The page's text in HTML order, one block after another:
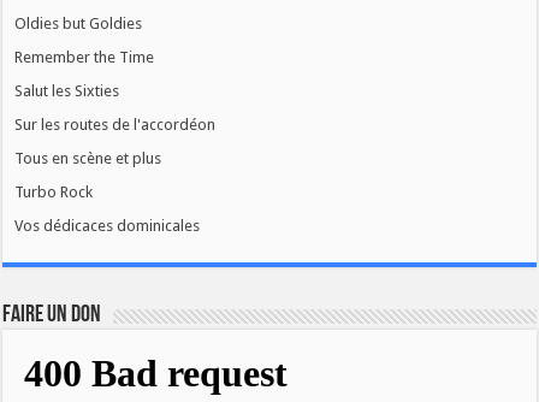
Oldies but Goldies
Remember the Time
Salut les Sixties
Sur les routes de l'accordéon
Tous en scène et plus
Turbo Rock
Vos dédicaces dominicales
FAIRE UN DON